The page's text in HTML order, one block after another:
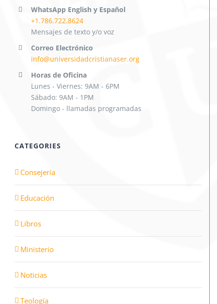
WhatsApp English y Español
+1.786.722.8624
Mensajes de texto y/o voz
Correo Electrónico
info@universidadcristianaser.org
Horas de Oficina
Lunes - Viernes: 9AM - 6PM
Sábado: 9AM - 1PM
Domingo - llamadas programadas
CATEGORIES
Consejería
Educación
Libros
Ministerio
Noticias
Teología